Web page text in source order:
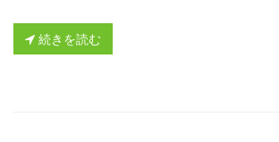
続きを読む